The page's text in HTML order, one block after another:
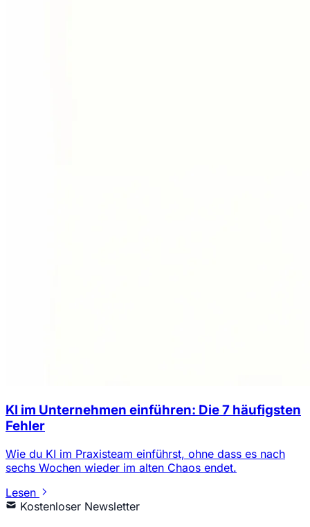
KI im Unternehmen einführen: Die 7 häufigsten
Fehler
Wie du KI im Praxisteam einführst, ohne dass es nach
sechs Wochen wieder im alten Chaos endet.
Lesen
Kostenloser Newsletter